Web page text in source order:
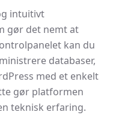
intuitivt
gør det nemt at
kan du
databaser,
med et enkelt
gør platformen
teknisk erfaring.